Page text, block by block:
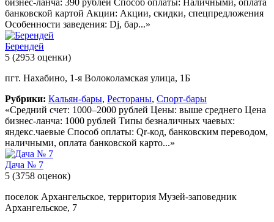
банковской картой Акции: Акции, скидки, спецпредложения
Особенности заведения: Dj, бар...»
Берендей
5 (2953 оценки)
пгт. Нахабино, 1-я Волоколамская улица, 1Б
Рубрики: Кальян-бары, Рестораны, Спорт-бары
«Средний счет: 1000–2000 рублей Цены: выше среднего Цена
бизнес-ланча: 1000 рублей Типы безналичных чаевых:
яндекс.чаевые Способ оплаты: Qr-код, банковским переводом,
наличными, оплата банковской карто...»
Дача № 7
5 (3758 оценок)
поселок Архангельское, территория Музей-заповедник
Архангельское, 7